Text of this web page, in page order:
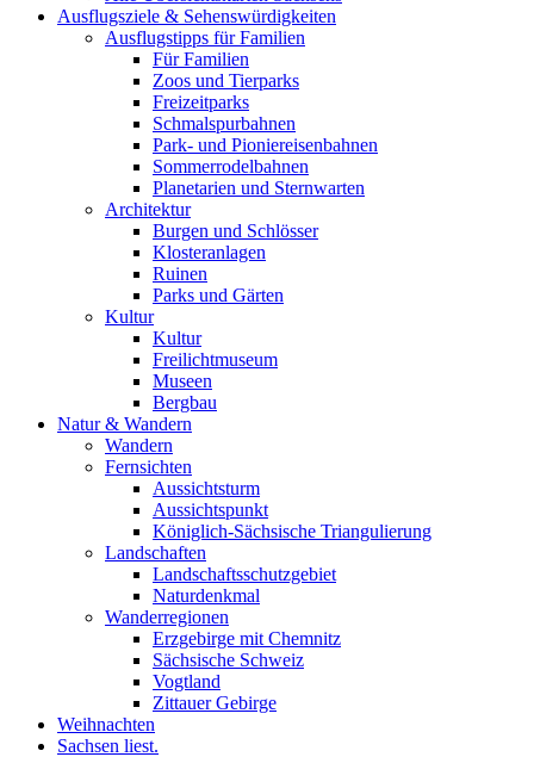
Ausflugsziele & Sehenswürdigkeiten
Ausflugstipps für Familien
Für Familien
Zoos und Tierparks
Freizeitparks
Schmalspurbahnen
Park- und Pioniereisenbahnen
Sommerrodelbahnen
Planetarien und Sternwarten
Architektur
Burgen und Schlösser
Klosteranlagen
Ruinen
Parks und Gärten
Kultur
Kultur
Freilichtmuseum
Museen
Bergbau
Natur & Wandern
Wandern
Fernsichten
Aussichtsturm
Aussichtspunkt
Königlich-Sächsische Triangulierung
Landschaften
Landschaftsschutzgebiet
Naturdenkmal
Wanderregionen
Erzgebirge mit Chemnitz
Sächsische Schweiz
Vogtland
Zittauer Gebirge
Weihnachten
Sachsen liest.